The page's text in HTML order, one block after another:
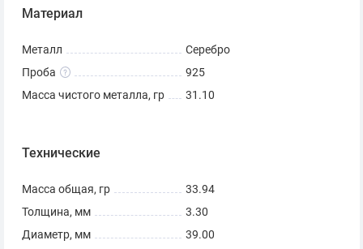
Материал
Металл
Серебро
Проба
925
Масса чистого металла, гр
31.10
Технические
Масса общая, гр
33.94
Толщина, мм
3.30
Диаметр, мм
39.00